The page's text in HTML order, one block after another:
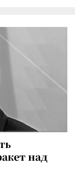
над